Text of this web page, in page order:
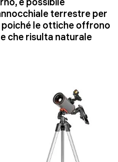
terrestre per
poiché le ottiche offrono
che risulta naturale